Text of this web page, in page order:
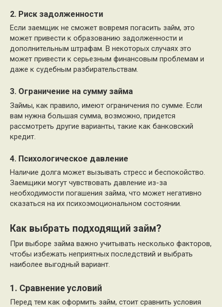
2. Риск задолженности
Если заемщик не сможет вовремя погасить займ, это
может привести к образованию задолженности и
дополнительным штрафам. В некоторых случаях это
может привести к серьезным финансовым проблемам и
даже к судебным разбирательствам.
3. Ограничение на сумму займа
Займы, как правило, имеют ограничения по сумме. Если
вам нужна большая сумма, возможно, придется
рассмотреть другие варианты, такие как банковский
кредит.
4. Психологическое давление
Наличие долга может вызывать стресс и беспокойство.
Заемщики могут чувствовать давление из-за
необходимости погашения займа, что может негативно
сказаться на их психоэмоциональном состоянии.
Как выбрать подходящий займ?
При выборе займа важно учитывать несколько факторов,
чтобы избежать неприятных последствий и выбрать
наиболее выгодный вариант.
1. Сравнение условий
Перед тем как оформить займ, стоит сравнить условия